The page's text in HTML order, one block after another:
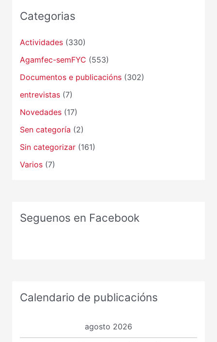
Categorias
Actividades(330)
Agamfec-semFYC (553)
Documentos e publicacións(302)
entrevistas(7)
Novedades(17)
Sen categoría (2)
Sin categorizar(161)
Varios(7)
Seguenos en Facebook
Calendario de publicacións
agosto 2026